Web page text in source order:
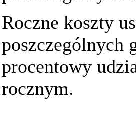
Roczne koszty
poszczególnych
procentowy
rocznym.